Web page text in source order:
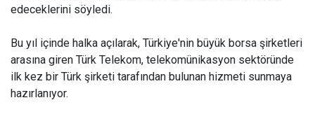
edeceklerini söyledi.
Bu yıl içinde halka açılarak, Türkiye'nin büyük borsa şirketleri
arasına giren Türk Telekom, telekomünikasyon sektöründe
ilk kez bir Türk şirketi tarafından bulunan hizmeti sunmaya
hazırlanıyor.